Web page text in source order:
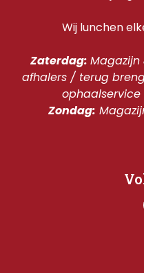
Wij lunchen
Zaterdag: Magazijn
afhalers / terug
Zondag: